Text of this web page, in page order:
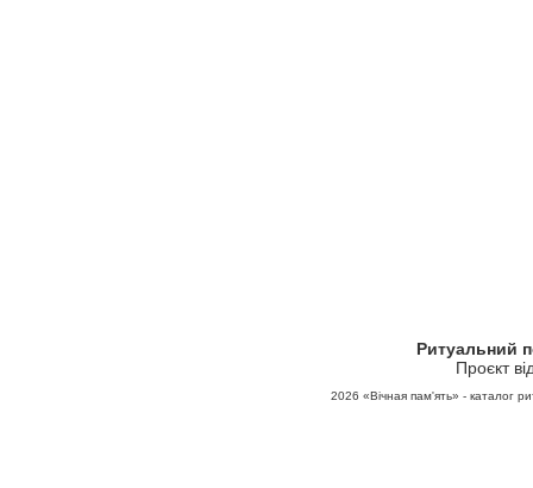
Ритуальний
Проєкт
2026 «Вічная пам'ять» - каталог